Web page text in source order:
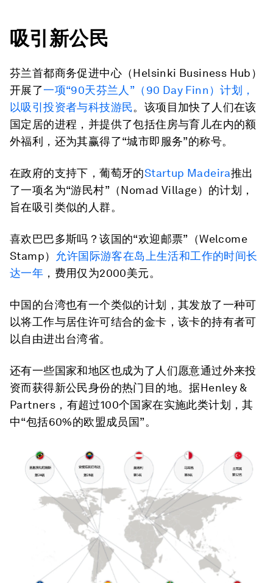
吸引新公民
芬兰首都商务促进中心（Helsinki Business Hub）
开展了一项“90天芬兰人”（90 Day Finn）计划，
以吸引投资者与科技游民。该项目加快了人们在该
国定居的进程，并提供了包括住房与育儿在内的额
外福利，还为其赢得了“城市即服务”的称号。
在政府的支持下，葡萄牙的Startup Madeira推出
了一项名为“游民村”（Nomad Village）的计划，
旨在吸引类似的人群。
喜欢巴巴多斯吗？该国的“欢迎邮票”（Welcome
Stamp） 允许国际游客在岛上生活和工作的时间长
达一年 ，费用仅为2000美元。
中国的台湾也有一个类似的计划，其发放了一种可
以将工作与居住许可结合的金卡，该卡的持有者可
以自由进出台湾省。
还有一些国家和地区也成为了人们愿意通过外来投
资而获得新公民身份的热门目的地。据Henley &
Partners，有超过100个国家在实施此类计划，其
中“包括60%的欧盟成员国”。